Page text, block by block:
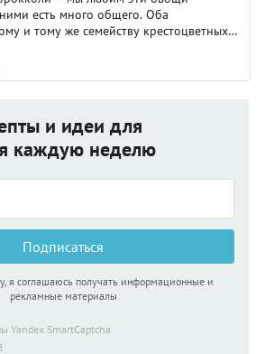
есть много общего. Оба
и тому же семейству крестоцветных
имеют несколько общих черт с точки
и пользы для здоровья. Однако есть
Мы решили сравнивать цветную
и идеи для
каждую неделю
Подписаться
я соглашаюсь получать информационные и
рекламные материалы
Yandex SmartCaptcha